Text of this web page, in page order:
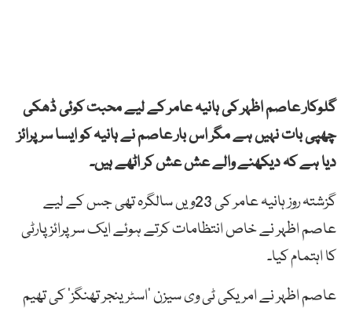
گلوکار عاصم اظہر کی ہانیہ عامر کے لیے محبت کوئی ڈھکی
چھپی بات نہیں ہے مگر اس بار عاصم نے ہانیہ کو ایسا سرپرائز
دیا ہے کہ دیکھنے والے عش عش کر اٹھے ہیں۔
گزشتہ روز ہانیہ عامر کی 23ویں سالگرہ تھی جس کے لیے
عاصم اظہر نے خاص انتظامات کرتے ہوئے ایک سرپرائز پارٹی
کا اہتمام کیا۔
عاصم اظہر نے امریکی ٹی وی سیزن ’اسٹرینجر تھنگز‘ کی تھیم